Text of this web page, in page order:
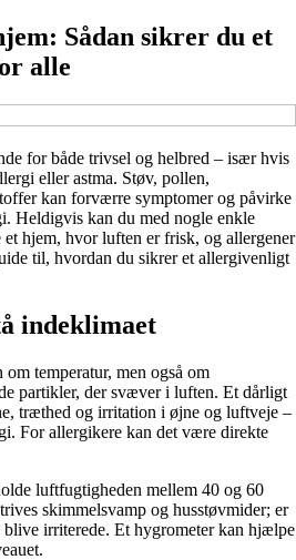
Sådan sikrer du et
alle
for både trivsel og helbred – især hvis
eller astma. Støv, pollen,
kan forværre symptomer og påvirke
Heldigvis kan du med nogle enkle
et hjem, hvor luften er frisk, og allergener
til, hvordan du sikrer et allergivenligt
indeklimaet
temperatur, men også om
partikler, der svæver i luften. Et dårligt
træthed og irritation i øjne og luftveje –
For allergikere kan det være direkte
luftfugtigheden mellem 40 og 60
skimmelsvamp og husstøvmider; er
irriterede. Et hygrometer kan hjælpe